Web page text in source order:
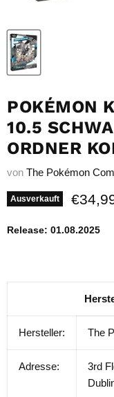
POKÉMON
10.5
ORDNER
von The Pokémon
Ausverkauft
Release: 01.08.2025
Hersteller: The
Adresse:
3rd